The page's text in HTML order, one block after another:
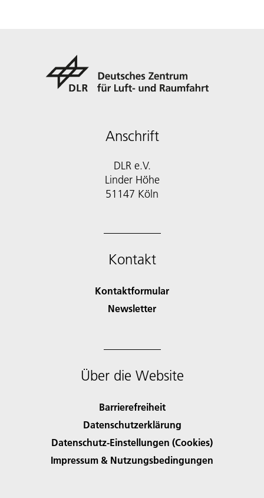
Anschrift
DLR e.V.
Linder Höhe
51147 Köln
Kontakt
Kontaktformular
Newsletter
Über die Website
Barrierefreiheit
Datenschutzerklärung
Datenschutz-Einstellungen (Cookies)
Impressum & Nutzungsbedingungen